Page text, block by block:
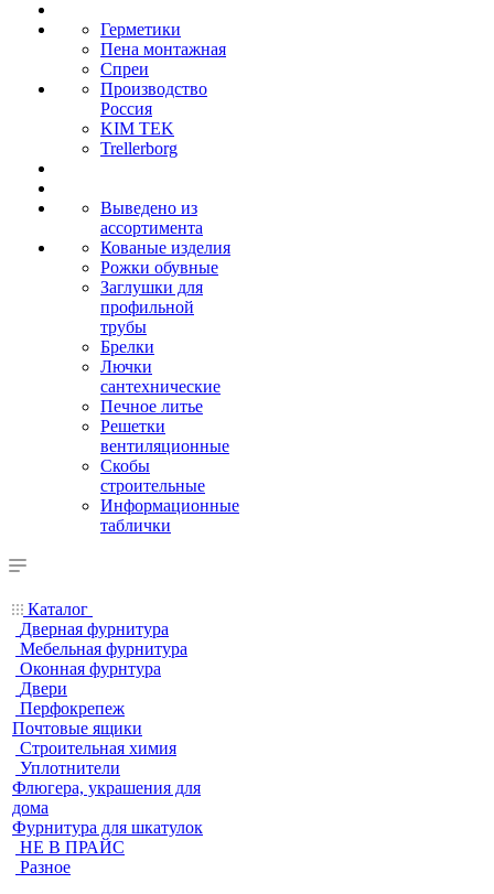
Герметики
Пена монтажная
Спреи
Производство
Россия
KIM TEK
Trellerborg
Выведено из
ассортимента
Кованые изделия
Рожки обувные
Заглушки для
профильной
трубы
Брелки
Лючки
сантехнические
Печное литье
Решетки
вентиляционные
Скобы
строительные
Информационные
таблички
Каталог
Дверная фурнитура
Мебельная фурнитура
Оконная фурнтура
Двери
Перфокрепеж
Почтовые ящики
Строительная химия
Уплотнители
Флюгера, украшения для
дома
Фурнитура для шкатулок
НЕ В ПРАЙС
Разное